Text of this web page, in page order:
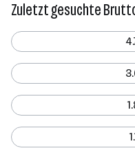
Zuletzt gesuchte